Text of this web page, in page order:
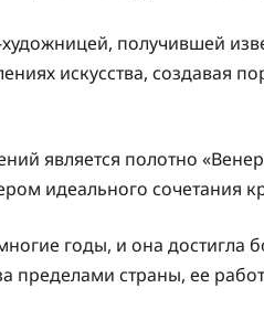
получившей
искусства, создавая
является полотно
идеального сочетания
годы, и она достигла
пределами страны, ее